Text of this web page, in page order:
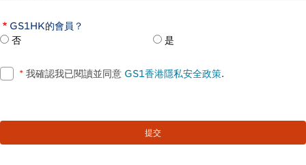
GS1HK的會員？
否
是
* 我確認我已閱讀並同意 GS1香港隱私安全政策.